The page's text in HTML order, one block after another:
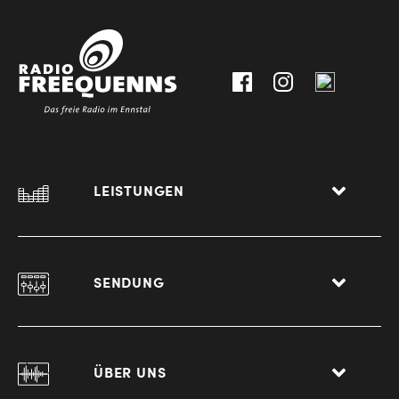
LEISTUNGEN
SENDUNG
ÜBER UNS